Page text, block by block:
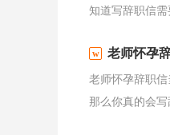
知道写辞职信
老师怀孕
老师怀孕辞职
那么你真的会